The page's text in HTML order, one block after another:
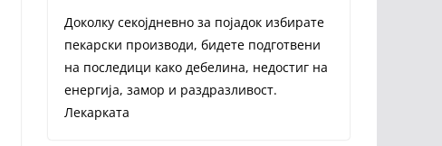
Доколку секојдневно за појадок избирате
пекарски производи, бидете подготвени
на последици како дебелина, недостиг на
енергија, замор и раздразливост.
Лекарката